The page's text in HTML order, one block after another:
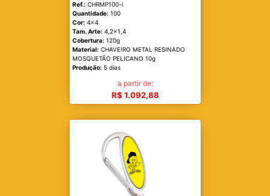
Ref.: CHRMP100-i
Quantidade: 100
Cor: 4x4
Tam. Arte: 4,2x1,4
Cobertura: 120g
Material: CHAVEIRO METAL RESINADO
MOSQUETÃO PELICANO 10g
Produção: 5 dias
a partir de:
R$ 1.092,88